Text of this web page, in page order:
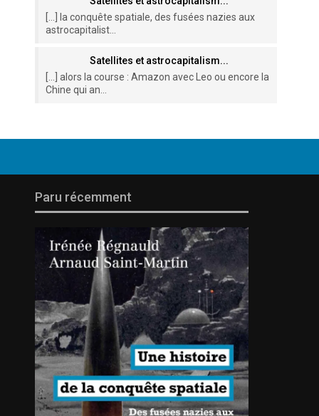
[…] la conquête spatiale, des fusées nazies aux
astrocapitalist...
Satellites et astrocapitalism...
[…] alors la course : Amazon avec Leo ou encore la
Chine qui an...
Paru récemment